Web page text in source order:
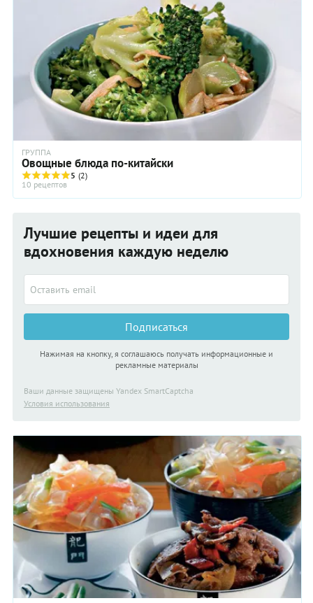
ГРУППА
Овощные блюда по-китайски
5 (2)
10 рецептов
Лучшие рецепты и идеи для
вдохновения каждую неделю
Подписаться
Нажимая на кнопку, я соглашаюсь получать информационные и
рекламные материалы
Ваши данные защищены Yandex SmartCaptcha
Условия использования